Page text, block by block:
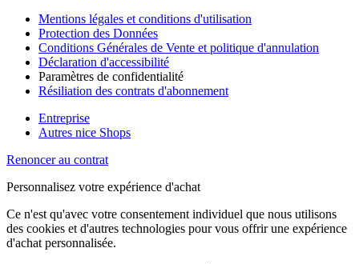
Mentions légales et conditions d'utilisation
Protection des Données
Conditions Générales de Vente et politique d'annulation
Déclaration d'accessibilité
Paramètres de confidentialité
Résiliation des contrats d'abonnement
Entreprise
Autres nice Shops
Renoncer au contrat
Personnalisez votre expérience d'achat
Ce n'est qu'avec votre consentement individuel que nous utilisons
des cookies et d'autres technologies pour vous offrir une expérience
d'achat personnalisée.